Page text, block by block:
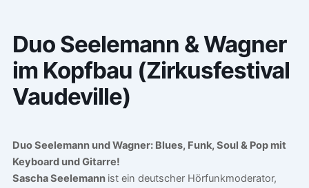
Duo Seelemann & Wagner
im Kopfbau (Zirkusfestival
Vaudeville)
Duo Seelemann und Wagner: Blues, Funk, Soul & Pop mit
Keyboard und Gitarre!
Sascha Seelemann ist ein deutscher Hörfunkmoderator,